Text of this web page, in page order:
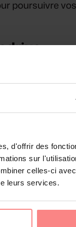
d'offrir des
sur
celles-ci
leurs services.
tous les
midi (14h-
du temps
puis
retenu.
présent dans